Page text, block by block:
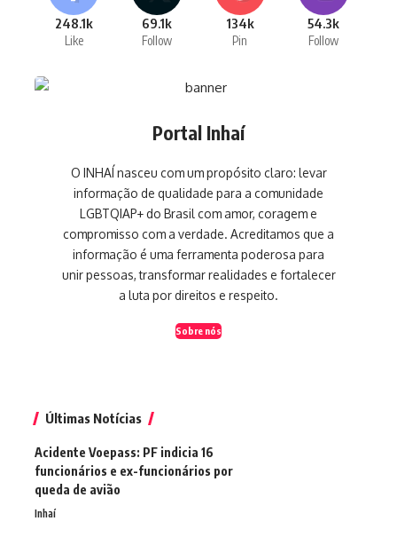
248.1k
Like
69.1k
Follow
134k
Pin
54.3k
Follow
Portal Inhaí
O INHAÍ nasceu com um propósito claro: levar
informação de qualidade para a comunidade
LGBTQIAP+ do Brasil com amor, coragem e
compromisso com a verdade. Acreditamos que a
informação é uma ferramenta poderosa para
unir pessoas, transformar realidades e fortalecer
a luta por direitos e respeito.
Sobre nós
Últimas Notícias
Acidente Voepass: PF indicia 16
funcionários e ex-funcionários por
queda de avião
Inhaí